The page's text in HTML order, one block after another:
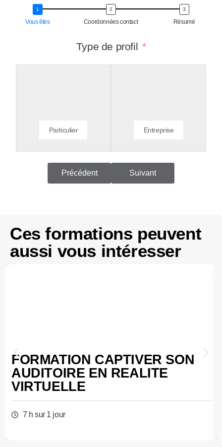
Vous êtes Coordonnées contact Résumé
Type de profil
Particulier Entreprise
Précédent Suivant
Ces formations peuvent
aussi vous intéresser
FORMATION CAPTIVER SON
AUDITOIRE EN REALITE
VIRTUELLE
7 h sur 1 jour